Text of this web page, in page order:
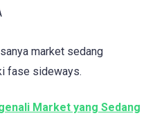
market sedang
fase sideways.
Market yang Sedang